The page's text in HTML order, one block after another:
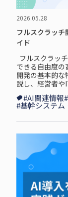
2026.05.28
フルスクラッ
イド
フルスクラッ
できる自由度の
開発の基本的
説し、経営者
#AI関連情報
#基幹システ